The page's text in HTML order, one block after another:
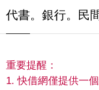
代書。銀行。民
重要提醒：
1. 快借網僅提供一